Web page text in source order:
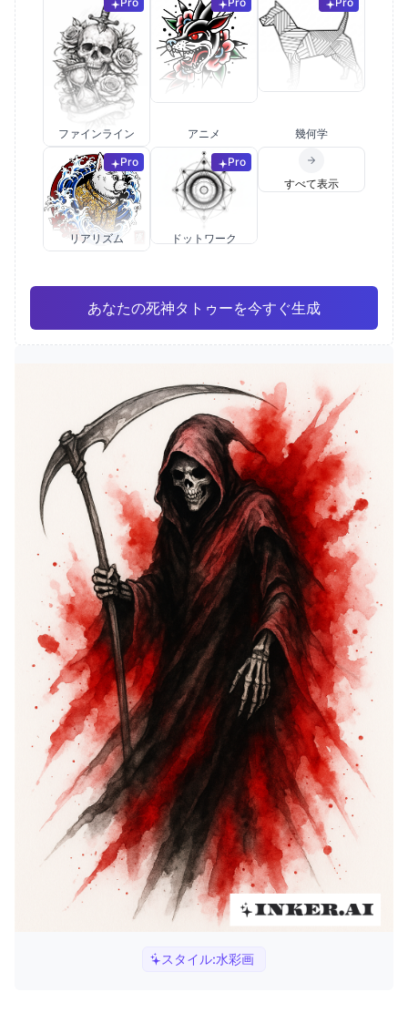
スタイル:水彩画
ファインライン アニメ 幾何学
Pro
リアリズム
Pro
ドットワーク
すべて表示
あなたの死神タトゥーを今すぐ生成